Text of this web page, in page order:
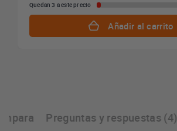
Quedan 3 a este precio
Añadir al carrito
Preguntas y respuestas (4)